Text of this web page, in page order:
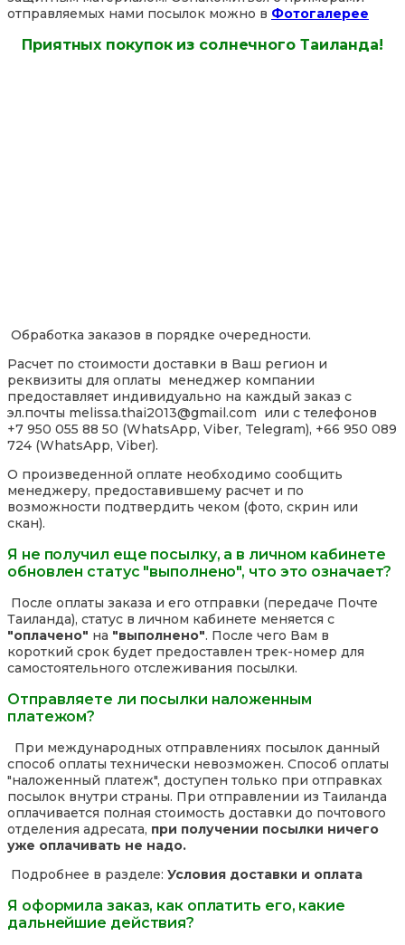
отправляемых нами посылок можно в Фотогалерее
Приятных покупок из солнечного Таиланда!
Обработка заказов в порядке очередности.
Расчет по стоимости доставки в Ваш регион и
реквизиты для оплаты менеджер компании
предоставляет индивидуально на каждый заказ с
эл.почты melissa.thai2013@gmail.com или с телефонов
+7 950 055 88 50 (WhatsApp, Viber, Telegram), +66 950 089
724 (WhatsApp, Viber).
О произведенной оплате необходимо сообщить
менеджеру, предоставившему расчет и по
возможности подтвердить чеком (фото, скрин или
скан).
Я не получил еще посылку, а в личном кабинете
обновлен статус "выполнено", что это означает?
После оплаты заказа и его отправки (передаче Почте
Таиланда), статус в личном кабинете меняется с
"оплачено" на "выполнено". После чего Вам в
короткий срок будет предоставлен трек-номер для
самостоятельного отслеживания посылки.
Отправляете ли посылки наложенным
платежом?
При международных отправлениях посылок данный
способ оплаты технически невозможен. Способ оплаты
"наложенный платеж", доступен только при отправках
посылок внутри страны. При отправлении из Таиланда
оплачивается полная стоимость доставки до почтового
отделения адресата, при получении посылки ничего
уже оплачивать не надо.
Подробнее в разделе: Условия доставки и оплата
Я оформила заказ, как оплатить его, какие
дальнейшие действия?